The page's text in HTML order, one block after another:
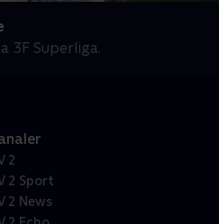
3F Superliga.
2
2 Sport
2 News